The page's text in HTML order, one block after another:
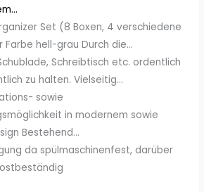
Set (8 Boxen, 4 verschiedene
Farbe hell-grau Durch die...
Schreibtisch etc. ordentlich
zu halten. Vielseitig...
sowie
in modernem sowie
Bestehend...
da spülmaschinenfest, darüber